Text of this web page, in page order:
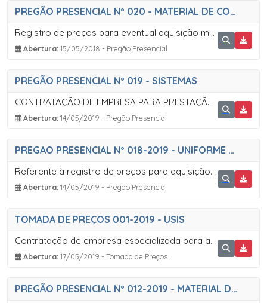
PREGÃO PRESENCIAL Nº 020 - MATERIAL DE CONSTRUÇÃO
Registro de preços para eventual aquisição material de construção em atendimento à diversas Secretarias da Prefeitura Municipal de Sete Barras
Abertura: 15/05/2018 - Pregão Presencial
PREGÃO PRESENCIAL Nº 019 - SISTEMAS
CONTRATAÇÃO DE EMPRESA PARA PRESTAÇÃO DE SERVIÇOS TÉCNICOS ESPECIALIZADOS DE MODERNIZAÇÃO E GESTÃO PÚBLICA
Abertura: 14/05/2019 - Pregão Presencial
PREGAO PRESENCIAL Nº 018-2019 - UNIFORME ESCOLAR
Referente à registro de preços para aquisição de uniforme escolar em atendimento a Secretaria Municipal de Educação
Abertura: 14/05/2019 - Pregão Presencial
TOMADA DE PREÇOS 001-2019 - USIS
Contratação de empresa especializada para a instalação de 43 unidades sanitárias individuais para tratamento de esgoto domiciliar em unidades habitacionais no bairro Barra do Ribeirão da Serra
Abertura: 17/05/2019 - Tomada de Preços
PREGÃO PRESENCIAL Nº 012-2019 - MATERIAL DE LIMPEZA